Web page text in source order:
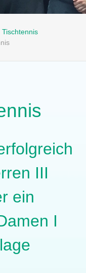
Tischtennis
III
ein
I